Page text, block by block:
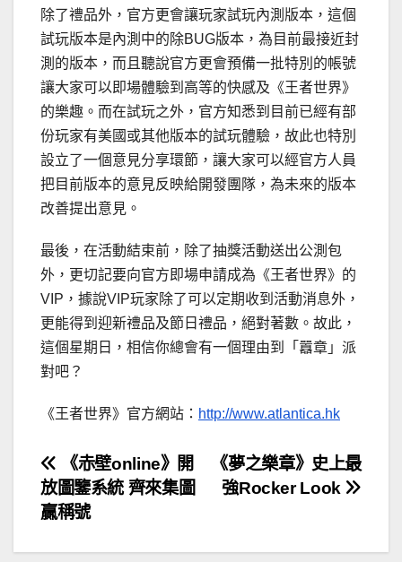
除了禮品外，官方更會讓玩家試玩內測版本，這個
試玩版本是內測中的除BUG版本，為目前最接近封
測的版本，而且聽說官方更會預備一批特別的帳號
讓大家可以即場體驗到高等的快感及《王者世界》
的樂趣。而在試玩之外，官方知悉到目前已經有部
份玩家有美國或其他版本的試玩體驗，故此也特別
設立了一個意見分享環節，讓大家可以經官方人員
把目前版本的意見反映給開發團隊，為未來的版本
改善提出意見。
最後，在活動結束前，除了抽獎活動送出公測包
外，更切記要向官方即場申請成為《王者世界》的
VIP，據說VIP玩家除了可以定期收到活動消息外，
更能得到迎新禮品及節日禮品，絕對著數。故此，
這個星期日，相信你總會有一個理由到「囂章」派
對吧？
《王者世界》官方網站： http://www.atlantica.hk
文
章
導
《夢之樂章》史上最
強Rocker Look
《赤壁online》開
放圖鑒系統 齊來集圖
贏稱號